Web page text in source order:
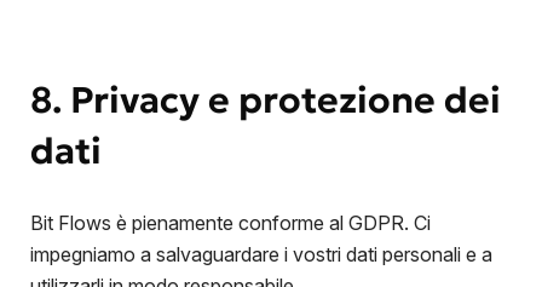
8. Privacy e protezione dei
dati
Bit Flows è pienamente conforme al GDPR. Ci
impegniamo a salvaguardare i vostri dati personali e a